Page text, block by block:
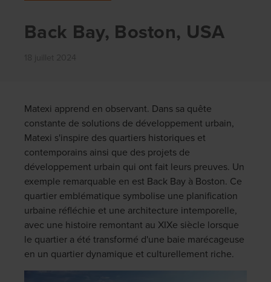
Back Bay, Boston, USA
Matexi apprend en observant. Dans sa quête
constante de solutions de développement urbain,
Matexi s'inspire des quartiers historiques et
contemporains ainsi que des projets de
développement urbain qui ont fait leurs preuves. Un
exemple remarquable en est Back Bay à Boston. Ce
quartier emblématique symbolise une planification
urbaine réfléchie et une architecture intemporelle,
avec une histoire remontant au XIXe siècle lorsque
le quartier a été transformé d'une baie marécageuse
en un quartier dynamique et culturellement riche.